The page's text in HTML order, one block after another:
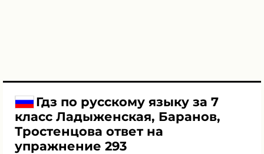
Гдз по русскому языку за 7
класс Ладыженская, Баранов,
Тростенцова ответ на
упражнение 293